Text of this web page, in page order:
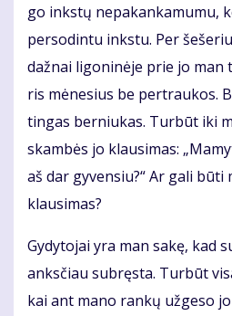
go inks­tų ne­pa­kan­ka­mu­mu,
per­so­din­tu inks­tu. Per
daž­nai li­go­ni­nė­je prie jo
ris mė­ne­sius be per­trau­kos.
tin­gas ber­niu­kas. Tur­būt iki
skam­bės jo klau­si­mas:
aš dar gy­ven­siu?“ Ar ga­li
klau­si­mas?
Gy­dy­to­jai yra man sa­kę, kad
anks­čiau su­bręs­ta. Tur­būt
kai ant ma­no ran­kų už­ge­so